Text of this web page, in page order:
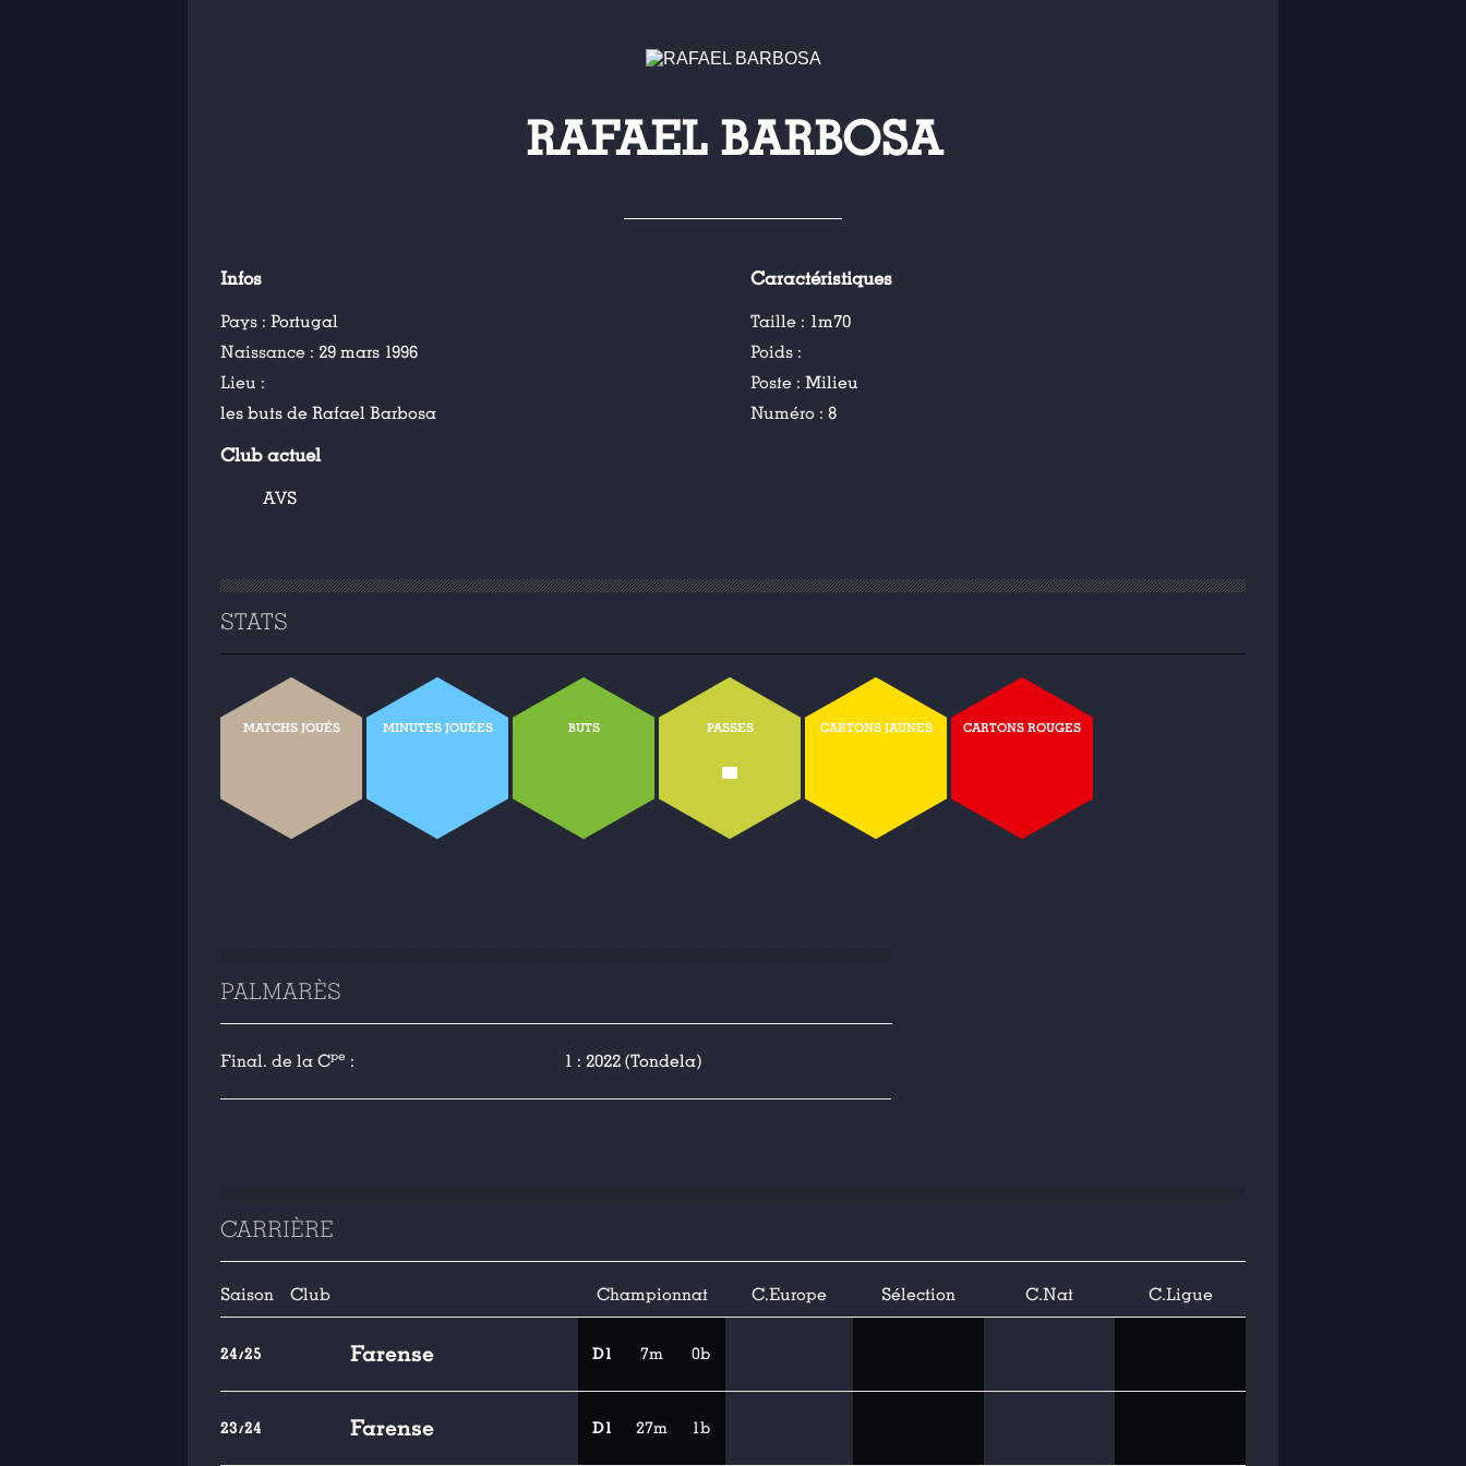
RAFAEL BARBOSA
Infos
Pays : Portugal
Naissance : 29 mars 1996
Lieu :
les buts de Rafael Barbosa
Caractéristiques
Taille : 1m70
Poids :
Poste :Milieu
Numéro :8
Club actuel
AVS
STATS
MATCHS JOUÉS MINUTES JOUÉES BUTS PASSES
-
CARTONS JAUNES CARTONS ROUGES
PALMARÈS
Final. de la Cpe : 1 : 2022 (Tondela)
CARRIÈRE
Saison Club Championnat C.Europe Sélection C.Nat C.Ligue
24/25 Farense D1 7m 0b
23/24 Farense D1 27m 1b